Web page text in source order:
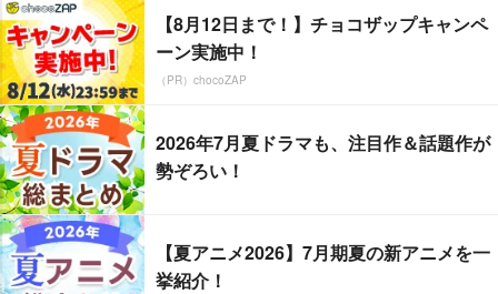
【8月12日まで！】チョコザップキャンペ
ーン実施中！
（PR）chocoZAP
2026年7月夏ドラマも、注目作＆話題作が
勢ぞろい！
【夏アニメ2026】7月期夏の新アニメを一
挙紹介！